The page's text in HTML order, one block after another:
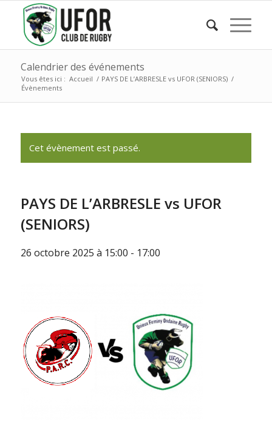
Calendrier des événements
Vous êtes ici : Accueil / PAYS DE L’ARBRESLE vs UFOR (SENIORS) /
Évènements
Cet évènement est passé.
PAYS DE L’ARBRESLE vs UFOR
(SENIORS)
26 octobre 2025 à 15:00 - 17:00